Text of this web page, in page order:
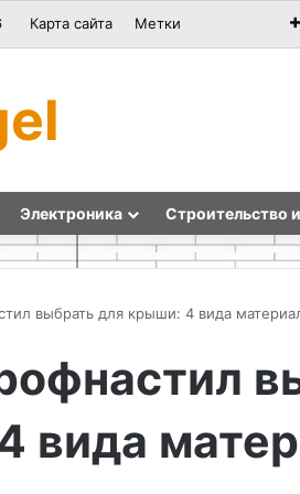
Карта сайта Метки
Электроника Строительство
выбрать для крыши: 4 вида
вида
Регулятор
мощности
паяльника
своими